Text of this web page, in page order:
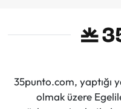
35punto.com, yaptığı
olmak üzere